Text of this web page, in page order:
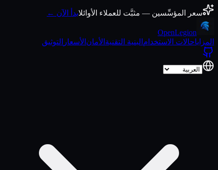
انتقل إلى المحتوى
سعر المؤسِّسين — مثبَّت للعملاء الأوائلابدأ الآن ←
OpenLegion
المزاياحالات الاستخدام البنية التقنية الأمان الأسعار التوثيق